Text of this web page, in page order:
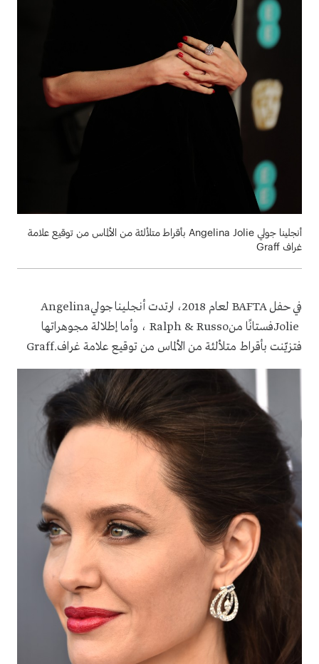
أنجلينا جولي Angelina Jolie بأقراط متلألئة من الألماس من توقيع علامة
غراف Graff
في حفلBAFTA لعام 2018، ارتدت أنجلينا جولي
Angelina
Jolieفستانًا منRalph & Russo ، وأما إطلالة مجوهراتها
فتزيّنت بأقراط متلألئة من الألماس من توقيع علامة غرافGraff.